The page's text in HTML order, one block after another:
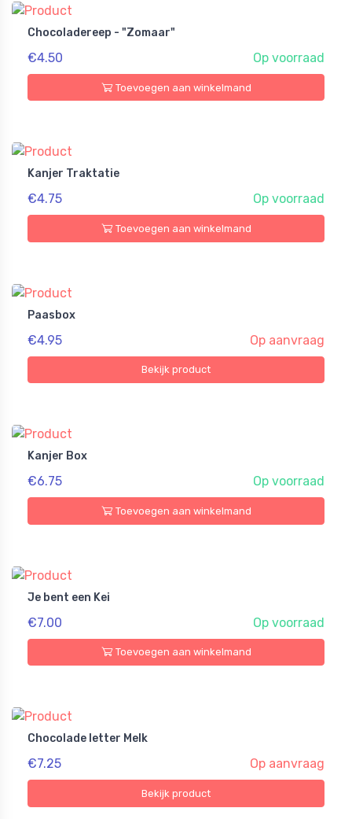
Chocoladereep - "Zomaar"
€4.50 Op voorraad
Toevoegen aan winkelmand
Kanjer Traktatie
€4.75 Op voorraad
Toevoegen aan winkelmand
Paasbox
€4.95 Op aanvraag
Bekijk product
Kanjer Box
€6.75 Op voorraad
Toevoegen aan winkelmand
Je bent een Kei
€7.00 Op voorraad
Toevoegen aan winkelmand
Chocolade letter Melk
€7.25 Op aanvraag
Bekijk product